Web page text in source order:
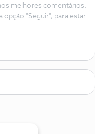
melhores comentários.
opção "Seguir", para estar